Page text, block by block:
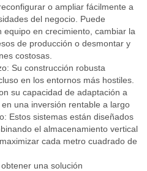
o ampliar fácilmente a
del negocio. Puede
en crecimiento, cambiar la
de producción o desmontar y
costosas.
Su construcción robusta
en los entornos más hostiles.
su capacidad de adaptación a
una inversión rentable a largo
Estos sistemas están diseñados
el almacenamiento vertical
cada metro cuadrado de
una solución